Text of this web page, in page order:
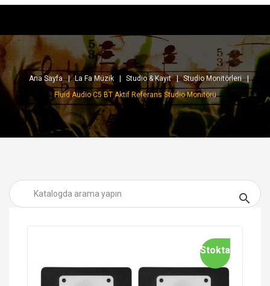
Ana Sayfa La Fa Müzik Studio & Kayıt
Studio Monitörleri
Fluid Audio C5 BT Aktif Referans Studio Monitörü

Stokta